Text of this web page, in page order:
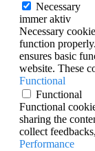
Necessary
immer aktiv
Necessary
function
ensures basic
website. These
Functional
Functional
Functional
sharing the
collect
Performance